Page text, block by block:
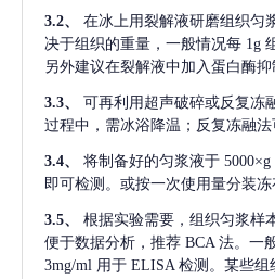
3.2、
在冰上用裂解液研磨组织匀
决于组织的重量，一般情况每 1g
另外建议在裂解液中加入蛋白酶抑
3.3、 可再利用超声破碎或反复冻
过程中，需冰浴降温；反复冻融法
3.4、 将制备好的匀浆液于
即可检测。或按一次使用量分装冻
3.5、 根据实验需要，组织匀浆样
便于数据分析，推荐 BCA 法。一
3mg/ml 用于 ELISA 检测。某些组